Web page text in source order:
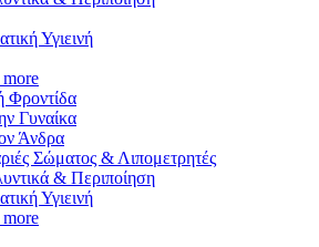
Υγιεινή
Φροντίδα
Γυναίκα
Άνδρα
Σώματος & Λιπομετρητές
& Περιποίηση
Υγιεινή